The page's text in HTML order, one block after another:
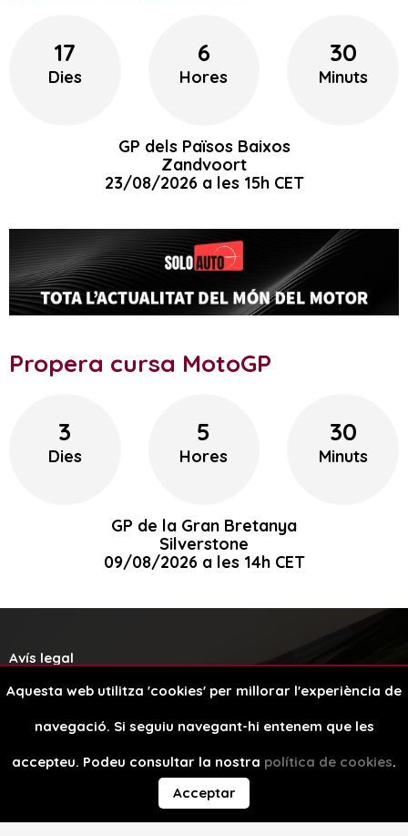
17
Dies
6
Hores
30
Minuts
GP dels Països Baixos
Zandvoort
23/08/2026 a les 15h CET
Propera cursa MotoGP
3
Dies
5
Hores
30
Minuts
GP de la Gran Bretanya
Silverstone
09/08/2026 a les 14h CET
Avís legal
Disseny web
Aquesta web utilitza 'cookies' per millorar l'experiència de
navegació. Si seguiu navegant-hi entenem que les
accepteu. Podeu consultar la nostra política de cookies.
Acceptar